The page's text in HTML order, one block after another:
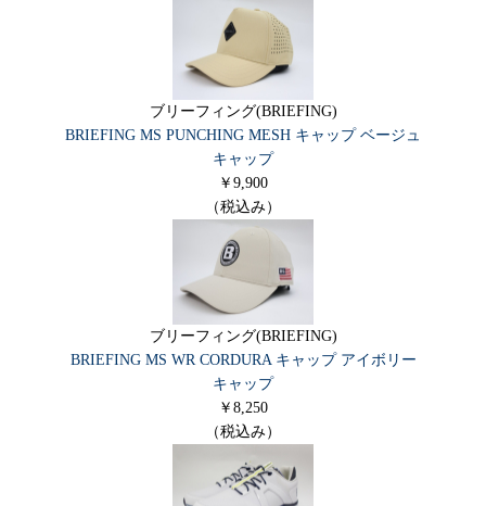
ブリーフィング(BRIEFING)
BRIEFING MS PUNCHING MESH キャップ ベージュ
キャップ
￥9,900
（税込み）
ブリーフィング(BRIEFING)
BRIEFING MS WR CORDURA キャップ アイボリー
キャップ
￥8,250
（税込み）